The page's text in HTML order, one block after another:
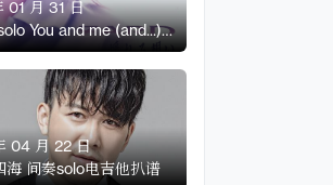
01 月 31 日
You and me (and...)
04 月 22 日
海 间奏solo电吉他扒谱